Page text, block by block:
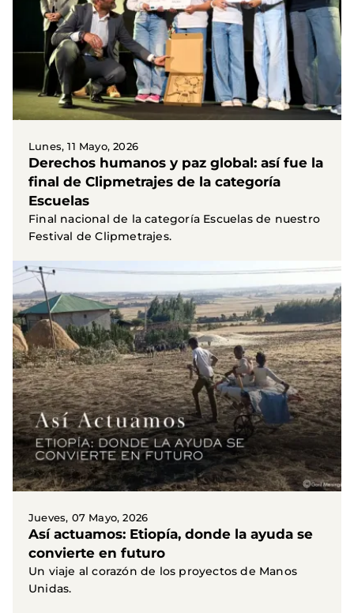
Lunes, 11 Mayo, 2026
Derechos humanos y paz global: así fue la
final de Clipmetrajes de la categoría
Escuelas
Final nacional de la categoría Escuelas de nuestro
Festival de Clipmetrajes.
Jueves, 07 Mayo, 2026
Así actuamos: Etiopía, donde la ayuda se
convierte en futuro
Un viaje al corazón de los proyectos de Manos
Unidas.